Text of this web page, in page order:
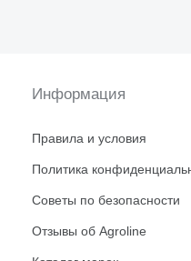
Информация
Правила и условия
Политика
Советы по безопасности
Отзывы об Agroline